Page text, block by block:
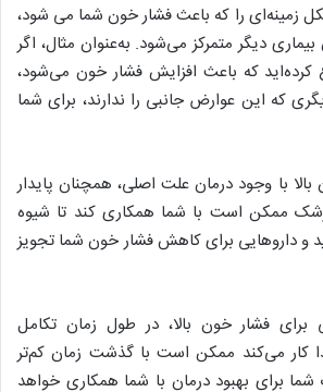
زمینه‌ای را که باعث فشار خون شما می شود،
دیگر متمرکز می‌شود. به‌عنوان مثال، اگر
که باعث افزایش فشار خون می‌شود،
که این عوارض جانبی را ندارند، برای شما
با وجود درمان علت اصلی، همچنان پایدار
ممکن است با شما همکاری کند تا شیوه
و داروهایی برای کاهش فشار خون شما تجویز
برای فشار خون بالا، در طول زمان تکامل
کار می‌کند ممکن است با گذشت زمان کم‌تر
برای بهبود درمان با شما همکاری خواهد